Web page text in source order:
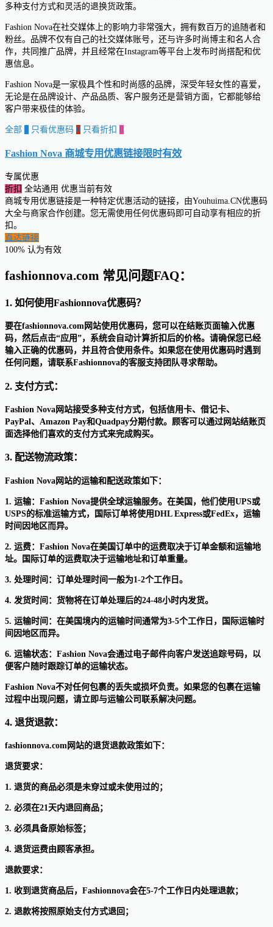
多种支付方式和灵活的退换货政策。
Fashion Nova在社交媒体上的影响力非常强大，拥有数百万的追随者和
粉丝。品牌不仅有自己的社交媒体账号，还与许多时尚博主和名人合
作，共同推广品牌，并且经常在Instagram等平台上发布时尚搭配和优
惠信息。
Fashion Nova是一家极具个性和时尚感的品牌，深受年轻女性的喜爱，
无论是在品牌设计、产品品质、客户服务还是营销方面，它都能够给
客户带来极佳的体验。
全部 只看优惠码 0 只看折扣 0
Fashion Nova 商城专用优惠链接限时有效
专属优惠
折扣
全站通用 优惠当前有效
商城专用优惠链接是一种特定优惠活动的链接，由Youhuima.CN优惠码
大全与商家合作创建。您无需使用任何优惠码即可自动享有相应的折
扣。
直达链接
100% 认为有效
fashionnova.com 常见问题FAQ：
1. 如何使用Fashionnova优惠码？
要在fashionnova.com网站使用优惠码，您可以在结账页面输入优惠
码，然后点击“应用”，系统会自动计算折扣后的价格。请确保您已经
输入正确的优惠码，并且符合使用条件。如果您在使用优惠码时遇到
任何问题，请联系Fashionnova的客服支持团队寻求帮助。
2. 支付方式：
Fashion Nova网站接受多种支付方式，包括信用卡、借记卡、
PayPal、Amazon Pay和Quadpay分期付款。顾客可以通过网站结账页
面选择他们喜欢的支付方式来完成购买。
3. 配送物流政策：
Fashion Nova网站的运输和配送政策如下：
1. 运输：Fashion Nova提供全球运输服务。在美国，他们使用UPS或
USPS的标准运输方式，国际订单将使用DHL Express或FedEx，运输
时间因地区而异。
2. 运费：Fashion Nova在美国订单中的运费取决于订单金额和运输地
址。国际订单的运费取决于运输地址和订单重量。
3. 处理时间：订单处理时间一般为1-2个工作日。
4. 发货时间：货物将在订单处理后的24-48小时内发货。
5. 运输时间：在美国境内的运输时间通常为3-5个工作日，国际运输时
间因地区而异。
6. 运输状态：Fashion Nova会通过电子邮件向客户发送追踪号码，以
便客户随时跟踪订单的运输状态。
Fashion Nova不对任何包裹的丢失或损坏负责。如果您的包裹在运输
过程中出现问题，请立即与运输公司联系解决问题。
4. 退货退款：
fashionnova.com网站的退货退款政策如下：
退货要求：
1. 退货的商品必须是未穿过或未使用过的；
2. 必须在21天内退回商品；
3. 必须具备原始标签；
4. 退货运费由顾客承担。
退款要求：
1. 收到退货商品后，Fashionnova会在5-7个工作日内处理退款；
2. 退款将按照原始支付方式退回；